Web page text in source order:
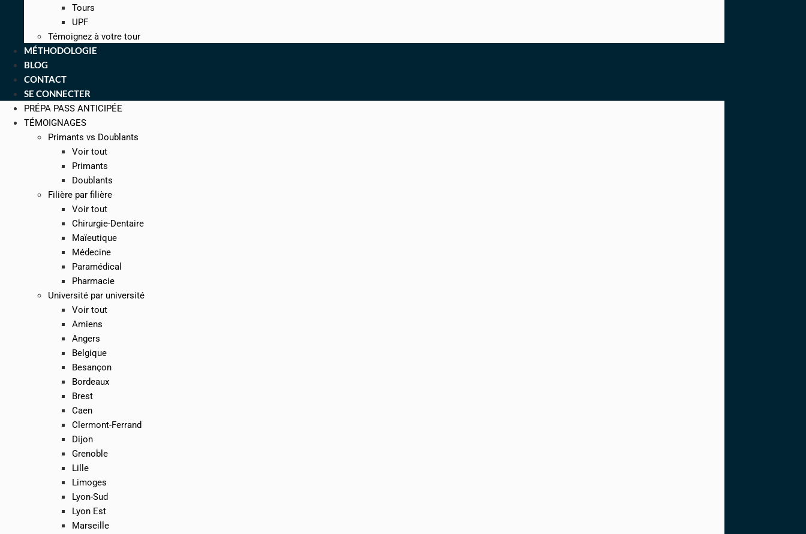
Tours
UPF
Témoignez à votre tour
MÉTHODOLOGIE
BLOG
CONTACT
SE CONNECTER
PRÉPA PASS ANTICIPÉE
TÉMOIGNAGES
Primants vs Doublants
Voir tout
Primants
Doublants
Filière par filière
Voir tout
Chirurgie-Dentaire
Maïeutique
Médecine
Paramédical
Pharmacie
Université par université
Voir tout
Amiens
Angers
Belgique
Besançon
Bordeaux
Brest
Caen
Clermont-Ferrand
Dijon
Grenoble
Lille
Limoges
Lyon-Sud
Lyon Est
Marseille